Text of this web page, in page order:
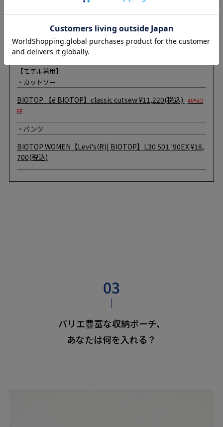
【モデル着用】
・カットソー
BIOTOP 【ё BIOTOP】classic cutsew¥11,220(税込)
40%O
FF
・パンツ
BIOTOP WOMEN【Levi's(R)| BIOTOP】L30 501 '90EX¥18,
700(税込)
バリエ豊富な収納ポーチ、
あなたは何を入れる？